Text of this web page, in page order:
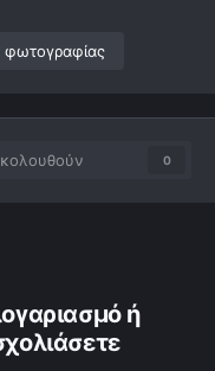
φωτογραφίας
0
ή